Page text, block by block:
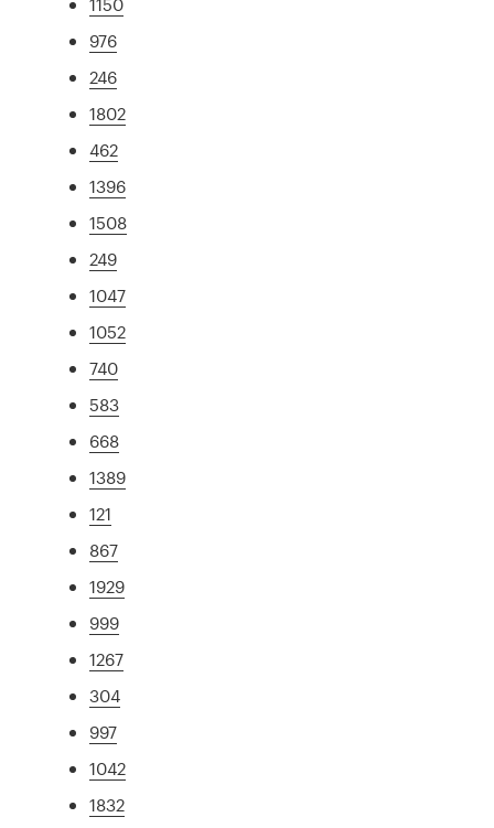
976
246
1802
462
1396
1508
249
1047
1052
740
583
668
1389
121
867
1929
999
1267
304
997
1042
1832